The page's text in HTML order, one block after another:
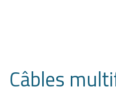
Câbles